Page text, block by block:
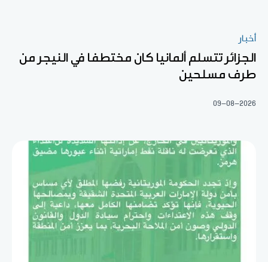
أخبار
الجزائر تتسلم ألمانيا كان مختطفا في النيجر من
طرف مسلحين
09-08-2026